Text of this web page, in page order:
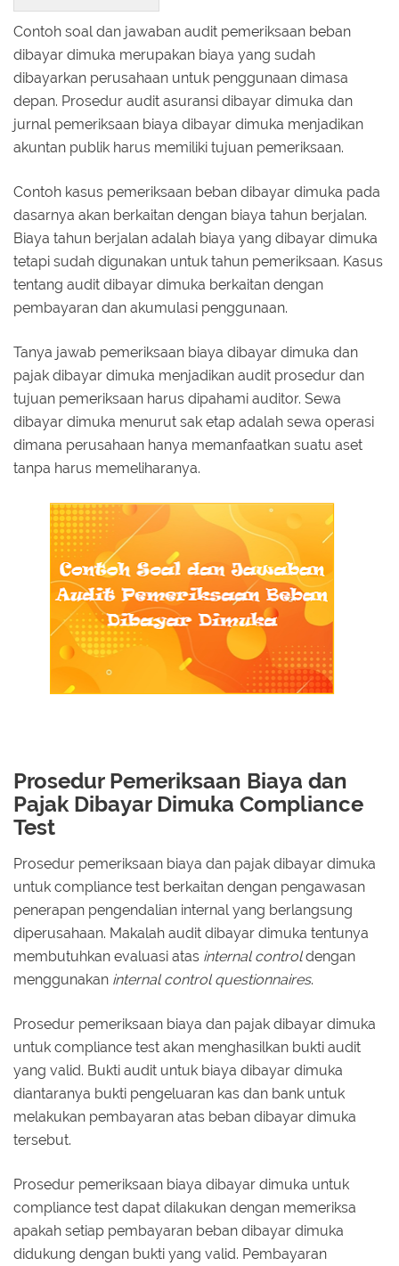
Contoh soal dan jawaban audit pemeriksaan beban
dibayar dimuka merupakan biaya yang sudah
dibayarkan perusahaan untuk penggunaan dimasa
depan. Prosedur audit asuransi dibayar dimuka dan
jurnal pemeriksaan biaya dibayar dimuka menjadikan
akuntan publik harus memiliki tujuan pemeriksaan.
Contoh kasus pemeriksaan beban dibayar dimuka pada
dasarnya akan berkaitan dengan biaya tahun berjalan.
Biaya tahun berjalan adalah biaya yang dibayar dimuka
tetapi sudah digunakan untuk tahun pemeriksaan. Kasus
tentang audit dibayar dimuka berkaitan dengan
pembayaran dan akumulasi penggunaan.
Tanya jawab pemeriksaan biaya dibayar dimuka dan
pajak dibayar dimuka menjadikan audit prosedur dan
tujuan pemeriksaan harus dipahami auditor. Sewa
dibayar dimuka menurut sak etap adalah sewa operasi
dimana perusahaan hanya memanfaatkan suatu aset
tanpa harus memeliharanya.
Prosedur Pemeriksaan Biaya dan
Pajak Dibayar Dimuka Compliance
Test
Prosedur pemeriksaan biaya dan pajak dibayar dimuka
untuk compliance test berkaitan dengan pengawasan
penerapan pengendalian internal yang berlangsung
diperusahaan. Makalah audit dibayar dimuka tentunya
membutuhkan evaluasi atas internal controldengan
menggunakan internal control questionnaires.
Prosedur pemeriksaan biaya dan pajak dibayar dimuka
untuk compliance test akan menghasilkan bukti audit
yang valid. Bukti audit untuk biaya dibayar dimuka
diantaranya bukti pengeluaran kas dan bank untuk
melakukan pembayaran atas beban dibayar dimuka
tersebut.
Prosedur pemeriksaan biaya dibayar dimuka untuk
compliance test dapat dilakukan dengan memeriksa
apakah setiap pembayaran beban dibayar dimuka
didukung dengan bukti yang valid. Pembayaran